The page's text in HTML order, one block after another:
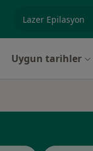
Uygun tarihler